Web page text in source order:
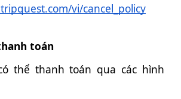
vi/cancel_policy
toán
thể thanh toán qua các hình